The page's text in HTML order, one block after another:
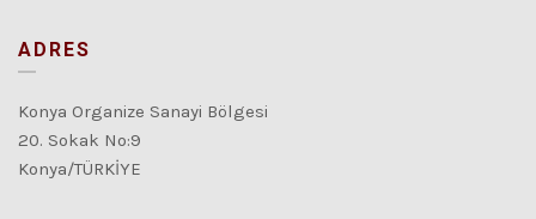
ADRES
Konya Organize Sanayi Bölgesi
20. Sokak No:9
Konya/TÜRKİYE